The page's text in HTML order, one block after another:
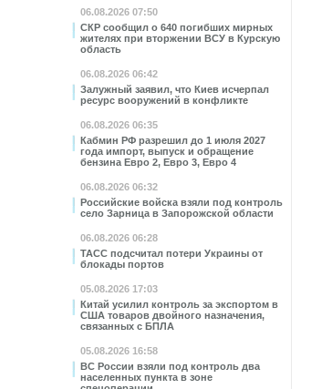
06.08.2026 07:50
СКР сообщил о 640 погибших мирных
жителях при вторжении ВСУ в Курскую
область
06.08.2026 06:42
Залужный заявил, что Киев исчерпал
ресурс вооружений в конфликте
06.08.2026 06:35
Кабмин РФ разрешил до 1 июля 2027
года импорт, выпуск и обращение
бензина Евро 2, Евро 3, Евро 4
06.08.2026 06:32
Российские войска взяли под контроль
село Зарница в Запорожской области
06.08.2026 06:28
ТАСС подсчитал потери Украины от
блокады портов
05.08.2026 17:03
Китай усилил контроль за экспортом в
США товаров двойного назначения,
связанных с БПЛА
05.08.2026 16:58
ВС России взяли под контроль два
населенных пункта в зоне